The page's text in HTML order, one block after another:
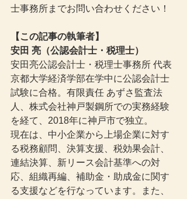
士事務所までお問い合わせください！
【この記事の執筆者】
安田 亮（公認会計士・税理士）
安田亮公認会計士・税理士事務所 代表
京都大学経済学部在学中に公認会計士
試験に合格。有限責任 あずさ監査法
人、株式会社神戸製鋼所での実務経験
を経て、2018年に神戸市で独立。
現在は、中小企業から上場企業に対す
る税務顧問、決算支援、税効果会計、
連結決算、新リース会計基準への対
応、組織再編、補助金・助成金に関す
る支援などを行なっています。また、